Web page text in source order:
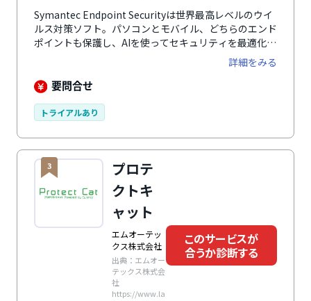
Symantec Endpoint Securityは世界最高レベルのウイ
ルス対策ソフト。パソコンとモバイル、どちらのエンド
ポイントも保護し、AIを使ってセキュリティを最適化し
詳細をみる
要問合せ
トライアルあり
3
プロテ
クトキ
ャット
エムオーテッ
クス株式会社
出典：エムオー
テックス株式会
社
https://www.la
このサービスが
合うか診断する